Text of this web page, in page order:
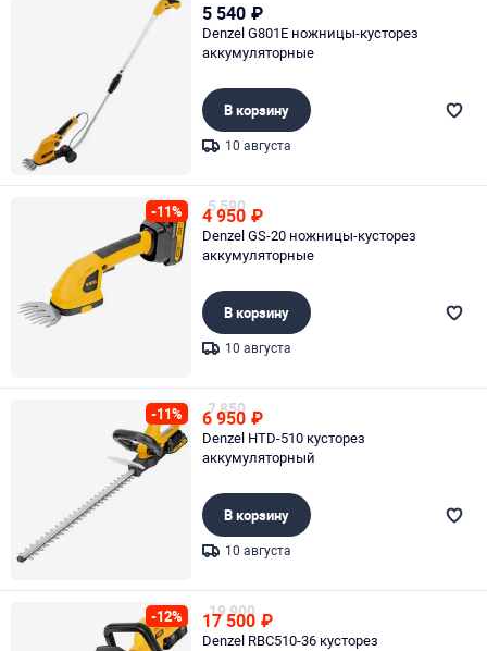
5 540 ₽
Denzel G801E ножницы-кусторез
аккумуляторные
В корзину
10 августа
-11% 5 590
4 950 ₽
Denzel GS-20 ножницы-кусторез
аккумуляторные
В корзину
10 августа
-11% 7 850
6 950 ₽
Denzel HTD-510 кусторез
аккумуляторный
В корзину
10 августа
-12% 19 900
17 500 ₽
Denzel RBC510-36 кусторез